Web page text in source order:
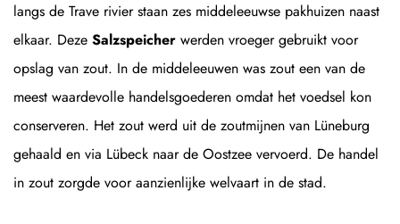
langs de Trave rivier staan zes middeleeuwse pakhuizen naast
elkaar. Deze Salzspeicher werden vroeger gebruikt voor
opslag van zout. In de middeleeuwen was zout een van de
meest waardevolle handelsgoederen omdat het voedsel kon
conserveren. Het zout werd uit de zoutmijnen van Lüneburg
gehaald en via Lübeck naar de Oostzee vervoerd. De handel
in zout zorgde voor aanzienlijke welvaart in de stad.